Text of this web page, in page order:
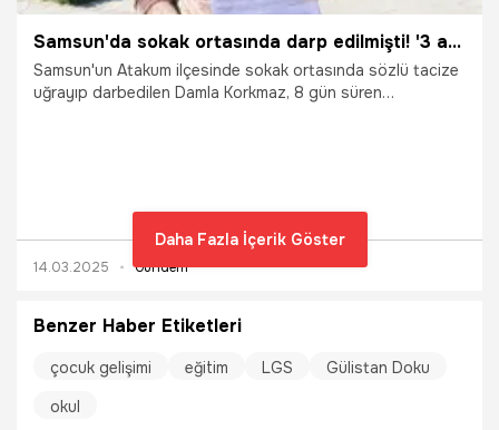
Samsun'da sokak ortasında darp edilmişti! '3 ay sıvı ile besleneceğim'
Samsun'un Atakum ilçesinde sokak ortasında sözlü tacize
uğrayıp darbedilen Damla Korkmaz, 8 gün süren
14.03.2025 Gündem
Daha Fazla İçerik Göster
Benzer Haber Etiketleri
çocuk gelişimi eğitim LGS
Gülistan Doku
okul